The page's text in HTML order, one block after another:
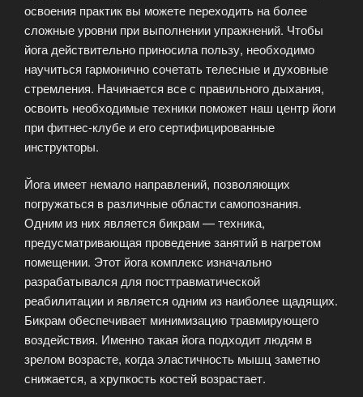
освоения практик вы можете переходить на более
сложные уровни при выполнении упражнений. Чтобы
йога действительно приносила пользу, необходимо
научиться гармонично сочетать телесные и духовные
стремления. Начинается все с правильного дыхания,
освоить необходимые техники поможет наш центр йоги
при фитнес-клубе и его сертифицированные
инструкторы.
Йога имеет немало направлений, позволяющих
погружаться в различные области самопознания.
Одним из них является бикрам — техника,
предусматривающая проведение занятий в нагретом
помещении. Этот йога комплекс изначально
разрабатывался для посттравматической
реабилитации и является одним из наиболее щадящих.
Бикрам обеспечивает минимизацию травмирующего
воздействия. Именно такая йога подходит людям в
зрелом возрасте, когда эластичность мышц заметно
снижается, а хрупкость костей возрастает.